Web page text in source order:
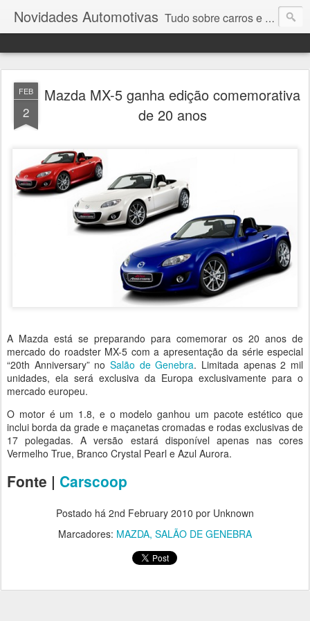
Novidades Automotivas Tudo sobre carros e motores
FEB
2
Mazda MX-5 ganha edição comemorativa
de 20 anos
A Mazda está se preparando para comemorar os 20 anos de
mercado do roadster MX-5 com a apresentação da série especial
“20th Anniversary” no Salão de Genebra. Limitada apenas 2 mil
unidades, ela será exclusiva da Europa exclusivamente para o
mercado europeu.
O motor é um 1.8, e o modelo ganhou um pacote estético que
inclui borda da grade e maçanetas cromadas e rodas exclusivas de
17 polegadas. A versão estará disponível apenas nas cores
Vermelho True, Branco Crystal Pearl e Azul Aurora.
Fonte | Carscoop
Postado há 2nd February 2010 por Unknown
Marcadores: MAZDA SALÃO DE GENEBRA